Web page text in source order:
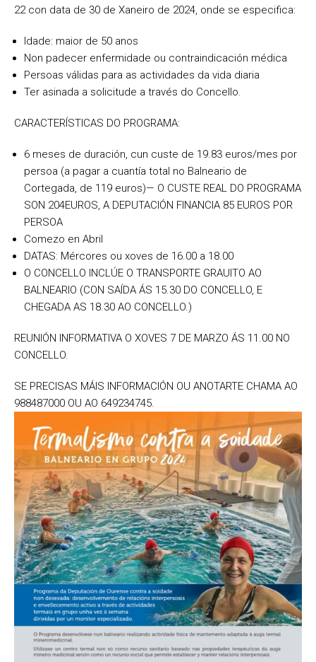
22 con data de 30 de Xaneiro de 2024, onde se especifica:
Idade: maior de 50 anos
Non padecer enfermidade ou contraindicación médica
Persoas válidas para as actividades da vida diaria
Ter asinada a solicitude a través do Concello.
CARACTERÍSTICAS DO PROGRAMA:
6 meses de duración, cun custe de 19.83 euros/mes por
persoa (a pagar a cuantía total no Balneario de
Cortegada, de 119 euros)— O CUSTE REAL DO PROGRAMA
SON 204EUROS, A DEPUTACIÓN FINANCIA 85 EUROS POR
PERSOA
Comezo en Abril
DATAS: Mércores ou xoves de 16.00 a 18.00
O CONCELLO INCLÚE O TRANSPORTE GRAUITO AO
BALNEARIO (CON SAÍDA ÁS 15.30 DO CONCELLO, E
CHEGADA AS 18.30 AO CONCELLO.)
REUNIÓN INFORMATIVA O XOVES 7 DE MARZO ÁS 11.00 NO
CONCELLO.
SE PRECISAS MÁIS INFORMACIÓN OU ANOTARTE CHAMA AO
988487000 OU AO 649234745.